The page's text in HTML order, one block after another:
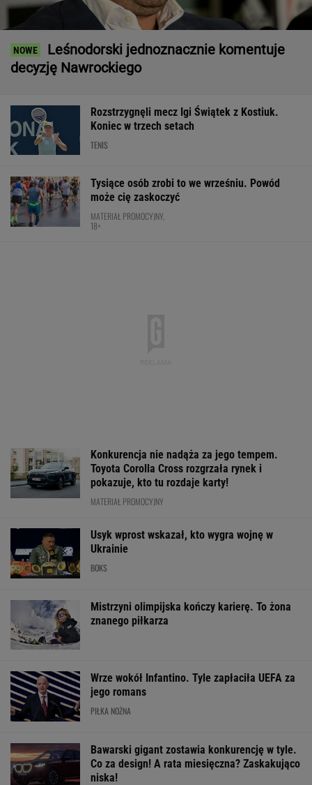
Leśnodorski jednoznacznie komentuje
decyzję Nawrockiego
Rozstrzygnęli mecz Igi Świątek z Kostiuk.
Koniec w trzech setach
TENIS
Tysiące osób zrobi to we wrześniu. Powód
może cię zaskoczyć
MATERIAŁ PROMOCYJNY,
18+
Konkurencja nie nadąża za jego tempem.
Toyota Corolla Cross rozgrzała rynek i
pokazuje, kto tu rozdaje karty!
MATERIAŁ PROMOCYJNY
Usyk wprost wskazał, kto wygra wojnę w
Ukrainie
BOKS
Mistrzyni olimpijska kończy karierę. To żona
znanego piłkarza
Wrze wokół Infantino. Tyle zapłaciła UEFA za
jego romans
PIŁKA NOŻNA
Bawarski gigant zostawia konkurencję w tyle.
Co za design! A rata miesięczna? Zaskakująco
niska!